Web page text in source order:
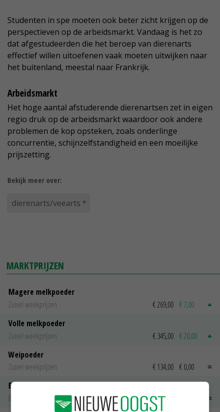
Studenten in spe moeten ook beter zicht krijgen op de
perspectieven op de arbeidsmarkt. Vandaag is het zo
dat afgestudeerden die het beroep van dierenarts
effectief willen uitoefenen vaak moeten uitwijken naar
het buitenland, meestal naar Frankrijk.
Arbeidsmarkt
Het hoge aantal afstuderende dierenartsen zet in eigen
regio druk op de arbeidsmarkt waardoor ook andere
problemen de kop opsteken, zoals onderlinge
concurrentie, schijnzelfstandigheid en een moeilijke
prijszetting.
Bekijk meer over:
dierenarts/veearts
MARKTPRIJZEN
Magere melkpoeder
Zuivel weekprijzen
€ 269,00 € 7,00
Volle melkpoeder
Zuivel weekprijzen
€ 345,00 € 20,00
Weipoeder
Zuivel weekprijzen
€ 134,00 € 0,00
Boeren Gouda 12 kg
Boerenkaas
€ 6,05